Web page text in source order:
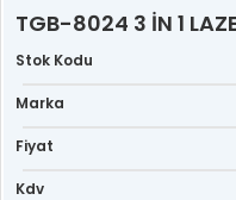
TGB-8024 3 İN 1
Stok Kodu
Marka
Fiyat
Kdv